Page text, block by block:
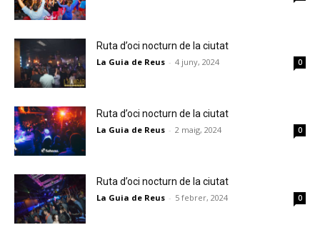
Ruta d’oci nocturn de la ciutat
La Guia de Reus - 4 juny, 2024 0
Ruta d’oci nocturn de la ciutat
La Guia de Reus - 2 maig, 2024 0
Ruta d’oci nocturn de la ciutat
La Guia de Reus - 5 febrer, 2024 0